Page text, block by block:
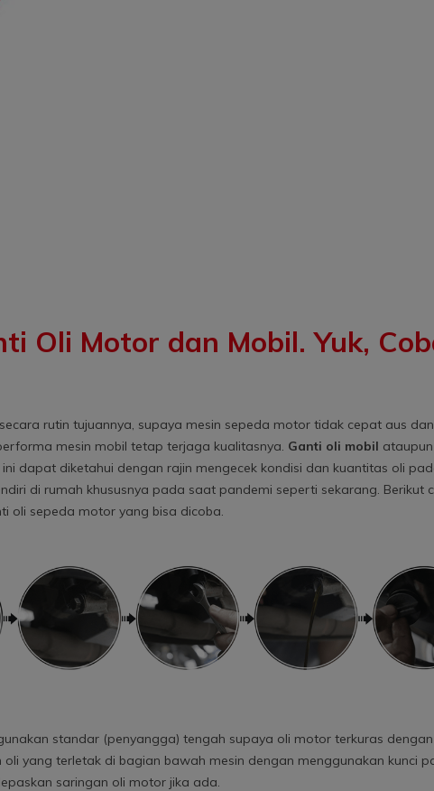
Oli Motor dan Mobil. Yuk,
rutin tujuannya, supaya mesin sepeda motor tidak cepat aus
mesin mobil tetap terjaga kualitasnya. Ganti oli mobil
dapat diketahui dengan rajin mengecek kondisi dan kuantitas oli
di rumah khususnya pada saat pandemi seperti sekarang. Berikut
oli sepeda motor yang bisa dicoba.
standar (penyangga) tengah supaya oli motor terkuras dengan
oli yang terletak di bagian bawah mesin dengan menggunakan kunci
saringan oli motor jika ada.